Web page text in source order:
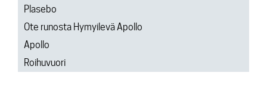
Plasebo
Ote runosta Hymyilevä Apollo
Apollo
Roihuvuori